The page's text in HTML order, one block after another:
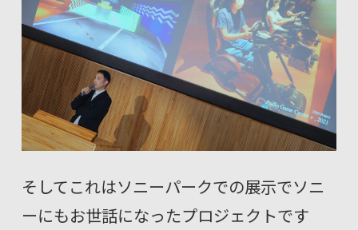
そしてこれはソニーパークでの展示でソニ
ーにもお世話になったプロジェクトです